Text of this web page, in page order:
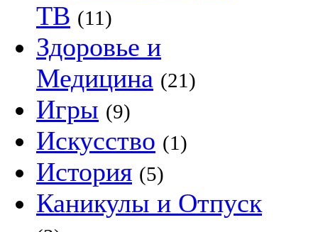
ТВ (11)
Здоровье и
Медицина (21)
Игры (9)
Искусство (1)
История (5)
Каникулы и Отпуск